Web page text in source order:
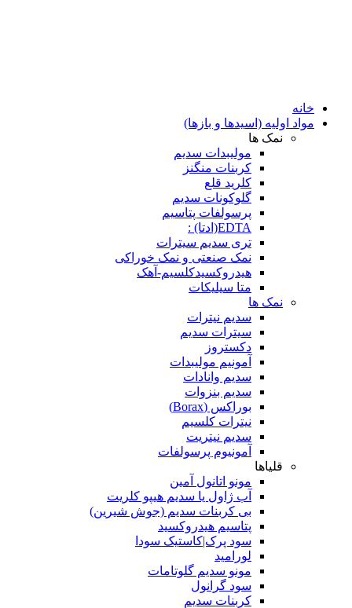
خانه
مواد اولیه (اسیدها و بازها)
نمک ها
مولیبدات سدیم
کربنات منگنز
کلرید قلع
گلوکونات سدیم
پرسولفات پتاسیم
EDTA(ادتا) :
تری سدیم سیترات
نمک صنعتی و نمک خوراکی
هیدروکسیدکلسیم-آهک
متا سیلیکات
نمک ها
سدیم نیترات
سیترات سدیم
دکستروز
آمونیم مولیبدات
سدیم وانادات
سدیم بنزوات
بوراکس (Borax)
نیترات کلسیم
سدیم نیتریت
آمونیوم پرسولفات
قلیاها
مونو اتانول آمین
آب ژاول یا سدیم هیپو کلریت
بی کربنات سدیم (جوش شیرین)
پتاسیم هیدروکسید
سود پرک|کاستیک سودا
لورامید
مونو سدیم گلوتامات
سود گرانول
کربنات سدیم